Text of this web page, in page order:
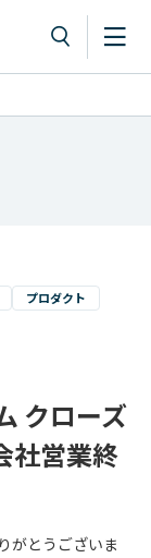
プロダクト
クローズ
社営業終
がとうございま